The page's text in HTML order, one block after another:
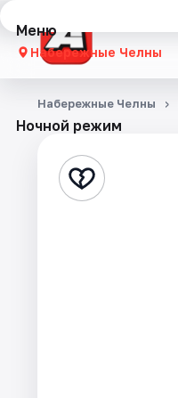
Меню
Набережные Челны
Концерты
Стендап
Ночной режим
Набережные Челны